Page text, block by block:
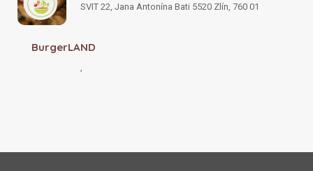
SVIT 22, Jana Antonína Bati 5520 Zlín, 760 01
BurgerLAND